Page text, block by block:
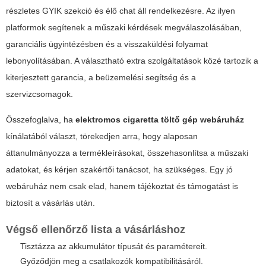
részletes GYIK szekció és élő chat áll rendelkezésre. Az ilyen
platformok segítenek a műszaki kérdések megválaszolásában,
garanciális ügyintézésben és a visszaküldési folyamat
lebonyolításában. A választható extra szolgáltatások közé tartozik a
kiterjesztett garancia, a beüzemelési segítség és a
szervizcsomagok.
Összefoglalva, ha elektromos cigaretta töltő gép webáruház
kínálatából választ, törekedjen arra, hogy alaposan
áttanulmányozza a termékleírásokat, összehasonlítsa a műszaki
adatokat, és kérjen szakértői tanácsot, ha szükséges. Egy jó
webáruház nem csak elad, hanem tájékoztat és támogatást is
biztosít a vásárlás után.
Végső ellenőrző lista a vásárláshoz
Tisztázza az akkumulátor típusát és paramétereit.
Győződjön meg a csatlakozók kompatibilitásáról.